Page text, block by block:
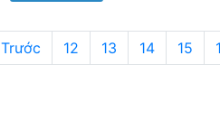
Trước 12 13 14 15